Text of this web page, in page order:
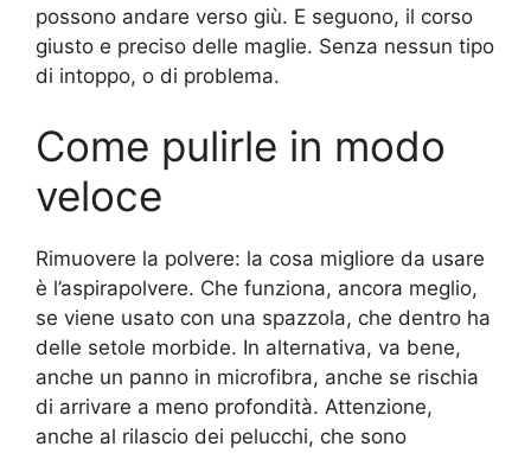
possono andare verso giù. E seguono, il corso
giusto e preciso delle maglie. Senza nessun tipo
di intoppo, o di problema.
Come pulirle in modo
veloce
Rimuovere la polvere: la cosa migliore da usare
è l’aspirapolvere. Che funziona, ancora meglio,
se viene usato con una spazzola, che dentro ha
delle setole morbide. In alternativa, va bene,
anche un panno in microfibra, anche se rischia
di arrivare a meno profondità. Attenzione,
anche al rilascio dei pelucchi, che sono